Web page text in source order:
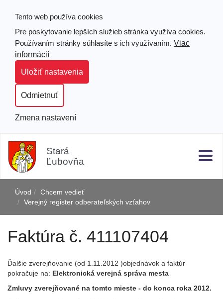
Tento web používa cookies
Pre poskytovanie lepších služieb stránka využíva cookies.
Používaním stránky súhlasíte s ich využívaním. Viac
informácií
Uložiť nastavenia
Odmietnuť
Zmena nastavení
obsahu
Stará
Ľubovňa
Úvod
Chcem vedieť
Verejný register odberateľských vzťahov
Faktúra č. 411107404
Ďalšie zverejňovanie (od 1.11.2012 )objednávok a faktúr
pokračuje na: Elektronická verejná správa mesta
Zmluvy zverejňované na tomto mieste - do konca roka 2012.